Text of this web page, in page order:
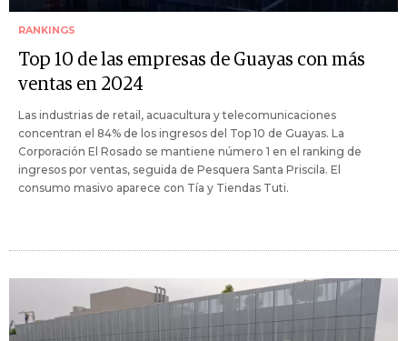
RANKINGS
Top 10 de las empresas de Guayas con más
ventas en 2024
Las industrias de retail, acuacultura y telecomunicaciones
concentran el 84% de los ingresos del Top 10 de Guayas. La
Corporación El Rosado se mantiene número 1 en el ranking de
ingresos por ventas, seguida de Pesquera Santa Priscila. El
consumo masivo aparece con Tía y Tiendas Tuti.